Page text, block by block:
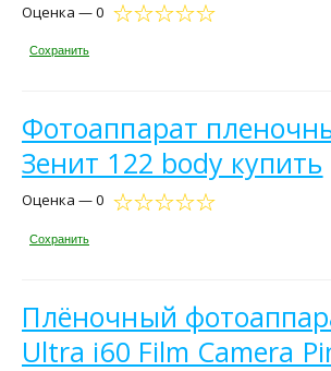
Оценка — 0
Сохранить
Фотоаппарат
Зенит 122 body купить
Оценка — 0
Сохранить
Плёночный
Ultra i60 Film Camera